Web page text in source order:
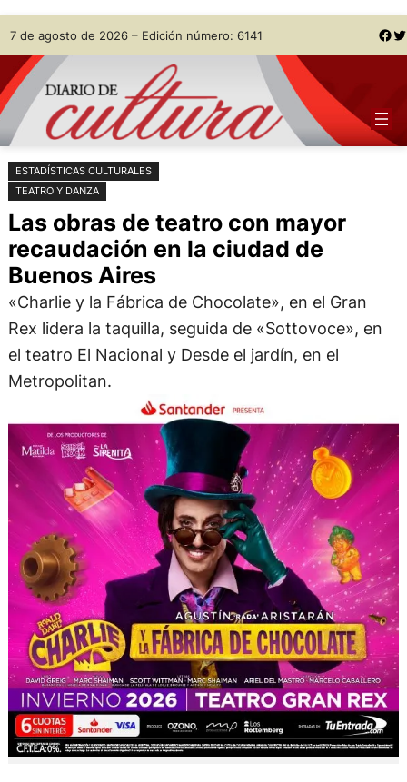
Saltar
al
contenido
Skip
to
content
7 de agosto de 2026 – Edición número: 6141 Facebook Twitter
ESTADÍSTICAS CULTURALES
TEATRO Y DANZA
Las obras de teatro con mayor
recaudación en la ciudad de
Buenos Aires
«Charlie y la Fábrica de Chocolate», en el Gran
Rex lidera la taquilla, seguida de «Sottovoce», en
el teatro El Nacional y Desde el jardín, en el
Metropolitan.